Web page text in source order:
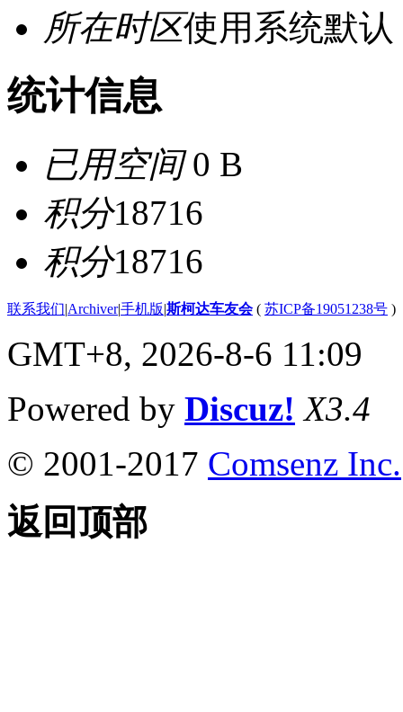
所在时区使用系统默认
统计信息
已用空间0 B
积分18716
积分18716
联系我们|Archiver|手机版|斯柯达车友会( 苏ICP备19051238号 )
GMT+8, 2026-8-6 11:09
Powered by Discuz! X3.4
© 2001-2017 Comsenz Inc.
返回顶部